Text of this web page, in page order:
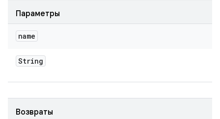
Параметры
name
String
Возвраты